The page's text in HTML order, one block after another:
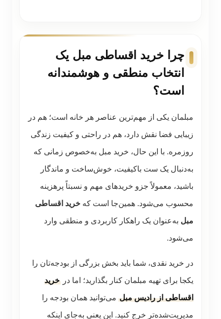
چرا خرید اقساطی مبل یک
انتخاب منطقی و هوشمندانه
است؟
مبلمان یکی از مهم‌ترین عناصر هر خانه است؛ هم در
زیبایی فضا نقش دارد، هم در راحتی و کیفیت زندگی
روزمره. با این حال، خرید مبل به‌خصوص زمانی که
به‌دنبال یک ست باکیفیت، خوش‌ساخت و ماندگار
باشید، معمولاً جزو خریدهای مهم و نسبتاً پرهزینه
محسوب می‌شود. همین‌جا است که خرید اقساطی
مبل به‌عنوان یک راهکار کاربردی و منطقی وارد
می‌شود.
در خرید نقدی، شما باید بخش بزرگی از بودجه‌تان را
یکجا برای تهیه مبلمان کنار بگذارید؛ اما در خرید
اقساطی از رادیس مبلمی‌توانید همان بودجه را
مدیریت‌شده‌تر خرج کنید. این یعنی به‌جای اینکه